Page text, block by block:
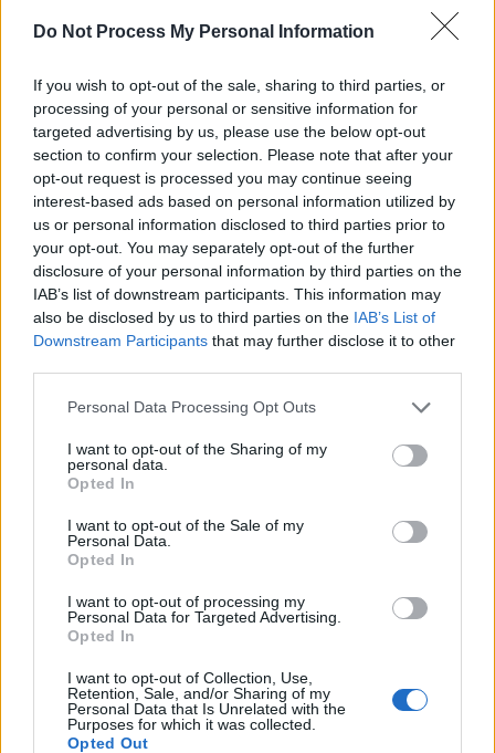
Do Not Process My Personal Information
If you wish to opt-out of the sale, sharing to third parties, or
processing of your personal or sensitive information for
targeted advertising by us, please use the below opt-out
section to confirm your selection. Please note that after your
opt-out request is processed you may continue seeing
interest-based ads based on personal information utilized by
us or personal information disclosed to third parties prior to
your opt-out. You may separately opt-out of the further
disclosure of your personal information by third parties on the
IAB’s list of downstream participants. This information may
also be disclosed by us to third parties on the IAB’s List of
Downstream Participants that may further disclose it to other
Personal Data Processing Opt Outs
I want to opt-out of the Sharing of my
personal data.
Opted In
I want to opt-out of the Sale of my
Personal Data.
Opted In
I want to opt-out of processing my
Personal Data for Targeted Advertising.
Opted In
I want to opt-out of Collection, Use,
Retention, Sale, and/or Sharing of my
Personal Data that Is Unrelated with the
Purposes for which it was collected.
Opted Out
PDF (Lazarus)
PUSL (D. Voiculescu)
PNȚCD (Pavelescu)
PNCR (Terheș)
Partidul Patrioților (Surugiu)
FAR (Coarnă)
România pe Primul Loc (Ponta)
Altul
Arată rezultatele
Arhiva sondajelor
ad